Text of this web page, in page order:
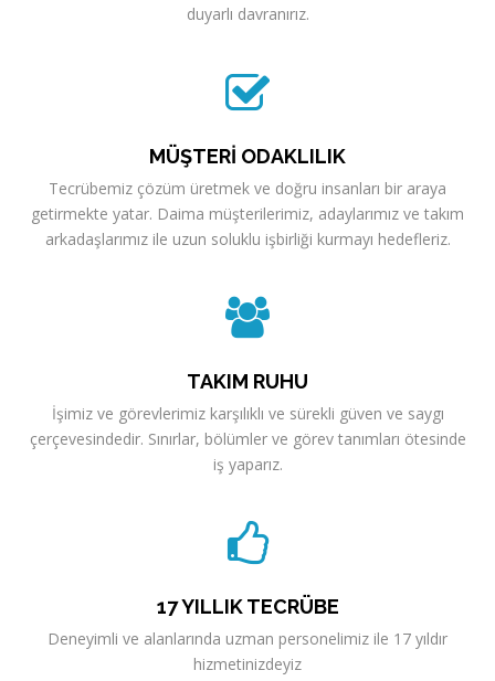
duyarlı davranırız.
MÜŞTERİ ODAKLILIK
Tecrübemiz çözüm üretmek ve doğru insanları bir araya
getirmekte yatar. Daima müşterilerimiz, adaylarımız ve takım
arkadaşlarımız ile uzun soluklu işbirliği kurmayı hedefleriz.
TAKIM RUHU
İşimiz ve görevlerimiz karşılıklı ve sürekli güven ve saygı
çerçevesindedir. Sınırlar, bölümler ve görev tanımları ötesinde
iş yaparız.
17 YILLIK TECRÜBE
Deneyimli ve alanlarında uzman personelimiz ile 17 yıldır
hizmetinizdeyiz